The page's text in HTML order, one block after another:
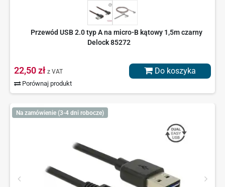
Przewód USB 2.0 typ A na micro-B kątowy 1,5m czarny
Delock 85272
22,50 zł z VAT
Porównaj produkt
Do koszyka
Na zamówienie (3-4 dni robocze)